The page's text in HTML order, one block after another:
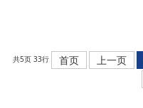
共5页 33行 首页 上一页